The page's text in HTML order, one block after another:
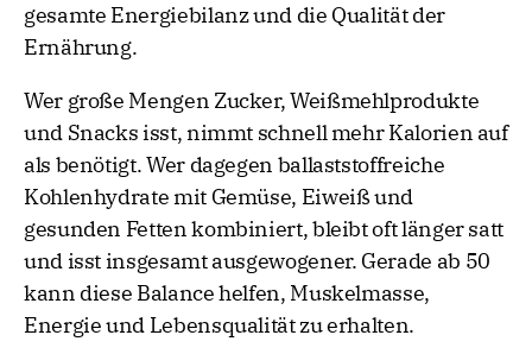
gesamte Energiebilanz und die Qualität der
Ernährung.
Wer große Mengen Zucker, Weißmehlprodukte
und Snacks isst, nimmt schnell mehr Kalorien auf
als benötigt. Wer dagegen ballaststoffreiche
Kohlenhydrate mit Gemüse, Eiweiß und
gesunden Fetten kombiniert, bleibt oft länger satt
und isst insgesamt ausgewogener. Gerade ab 50
kann diese Balance helfen, Muskelmasse,
Energie und Lebensqualität zu erhalten.